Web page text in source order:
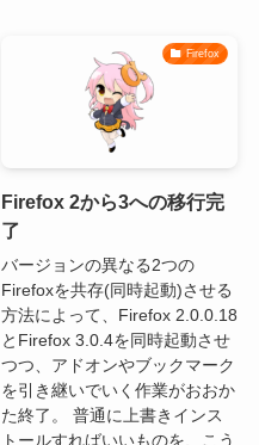
Firefox
Firefox 2から3への移行完
了
バージョンの異なる2つの
Firefoxを共存(同時起動)させる
方法によって、Firefox 2.0.0.18
とFirefox 3.0.4を同時起動させ
つつ、アドオンやブックマーク
を引き継いでいく作業がおおか
た終了。 普通に上書きインス
トールすればいいものを、こう